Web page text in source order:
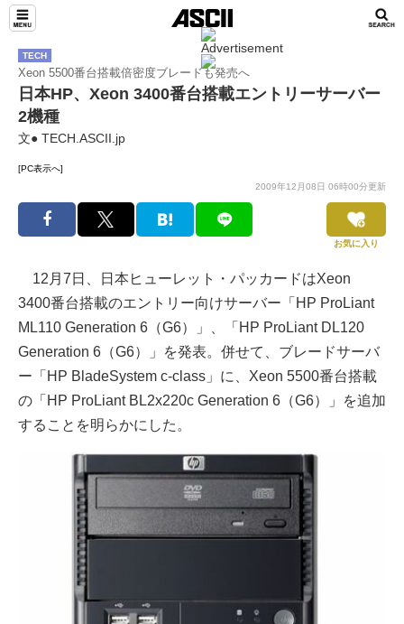
TECH
Xeon 5500番台搭載倍密度ブレードも発売へ
日本HP、Xeon 3400番台搭載エントリーサーバー
2機種
文● TECH.ASCII.jp
[PC表示へ]
2009年12月08日 06時00分更新
お気に入り
12月7日、日本ヒューレット・パッカードはXeon
3400番台搭載のエントリー向けサーバー「HP ProLiant
ML110 Generation 6（G6）」、「HP ProLiant DL120
Generation 6（G6）」を発表。併せて、ブレードサーバ
ー「HP BladeSystem c-class」に、Xeon 5500番台搭載
の「HP ProLiant BL2x220c Generation 6（G6）」を追加
することを明らかにした。